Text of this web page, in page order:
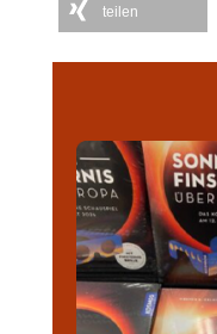
teilen